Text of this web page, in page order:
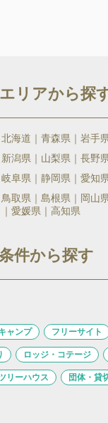
リアから探
北海道 青森県 岩手
新潟県 山梨県 長野
岐阜県 静岡県 愛知
鳥取県 島根県 岡山
愛媛県
高知県
件から探す
ャンプ フリーサイト
ロッジ・コテージ
リーハウス 団体・貸